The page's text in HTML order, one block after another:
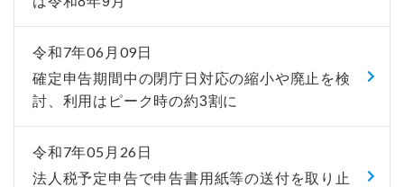
令和7年06月09日
確定申告期間中の閉庁日対応の縮小や廃止を検
討、利用はピーク時の約3割に
令和7年05月26日
法人税予定申告で申告書用紙等の送付を取り止